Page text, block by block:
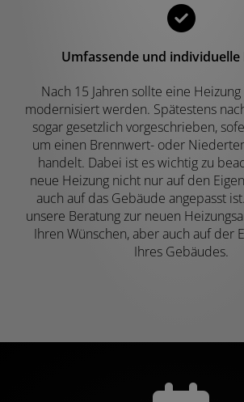
Umfassende und
Nach 15 Jahren sollte eine
modernisiert werden. Spätestens
sogar gesetzlich vorgeschrieben,
um einen Brennwert- oder
handelt. Dabei ist es wichtig zu
neue Heizung nicht nur auf den
auch auf das Gebäude angepasst
unsere Beratung zur neuen
Ihren Wünschen, aber auch auf der
Ihres Gebäudes.